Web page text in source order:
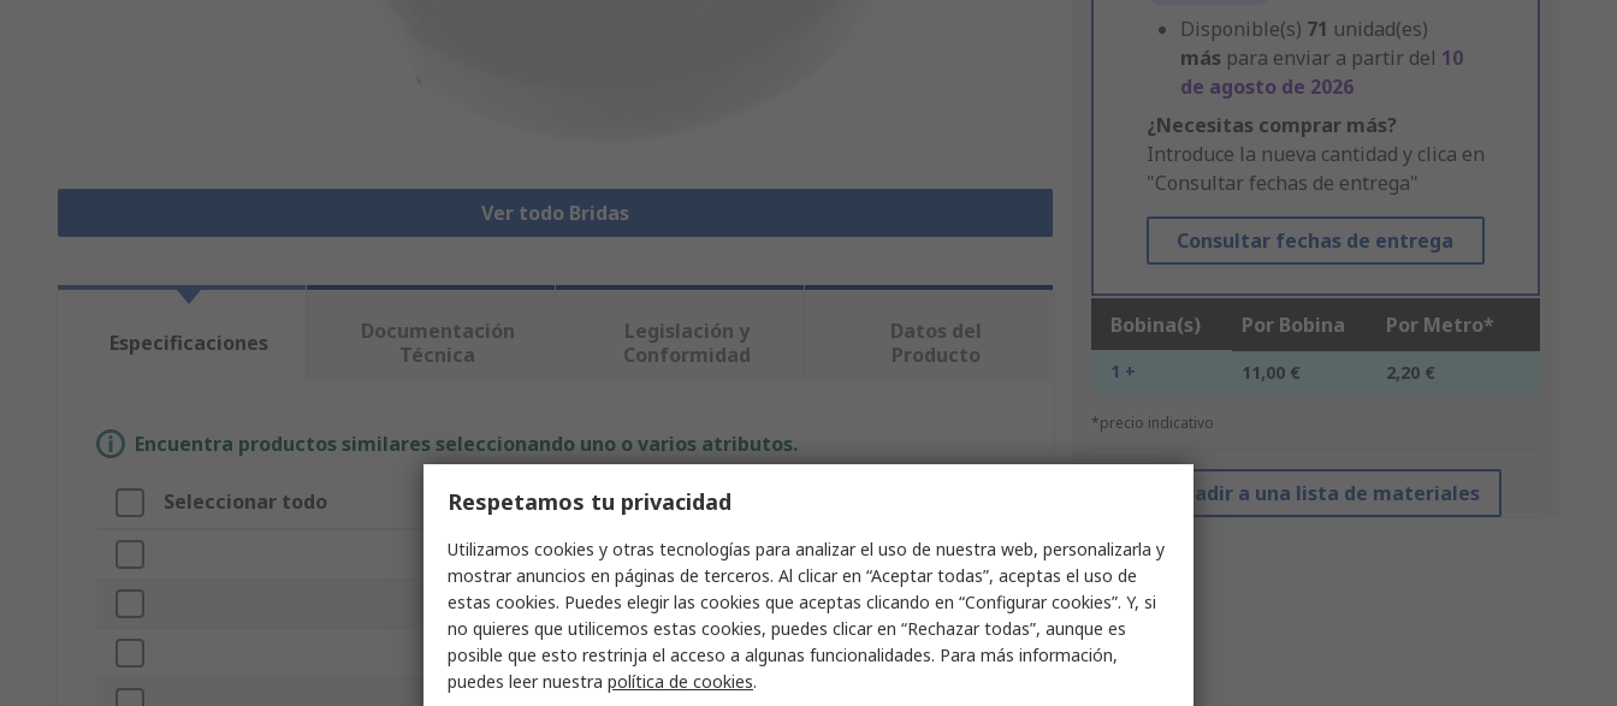
Ver todo Bridas
Disponible(s) 71 unidad(es)
más para enviar a partir del 10
de agosto de 2026
¿Necesitas comprar más?
Introduce la nueva cantidad y clica en
"Consultar fechas de entrega"
Consultar fechas de entrega
Bobina(s) Por Bobina Por Metro*
1 + 11,00 € 2,20 €
*precio indicativo
Añadir a una lista de materiales
Especificaciones
Documentación
Técnica
Legislación y
Conformidad
Datos del
Producto
Encuentra productos similares seleccionando uno o varios atributos.
Seleccionar todo Atributo
Marca RS PRO
Longitud 5m
Tipo de producto Brida
Respetamos tu privacidad
Utilizamos cookies y otras tecnologías para analizar el uso de nuestra web, personalizarla y
mostrar anuncios en páginas de terceros. Al clicar en “Aceptar todas”, aceptas el uso de
estas cookies. Puedes elegir las cookies que aceptas clicando en “Configurar cookies”. Y, si
no quieres que utilicemos estas cookies, puedes clicar en “Rechazar todas”, aunque es
posible que esto restrinja el acceso a algunas funcionalidades. Para más información,
puedes leer nuestra política de cookies.